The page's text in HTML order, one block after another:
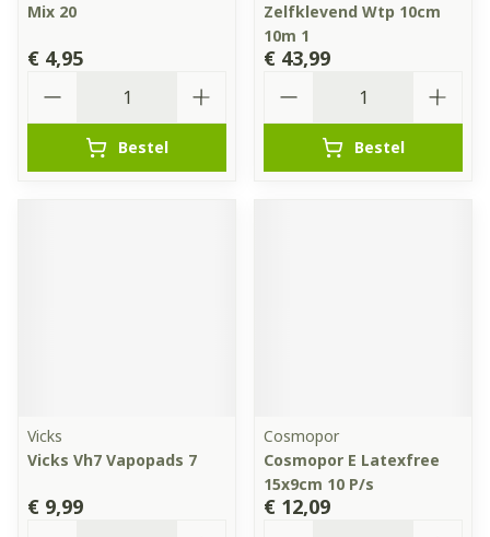
Mix 20
€ 4,95
Bestel
Zelfklevend Wtp 10cm
10m 1
€ 43,99
Bestel
Vicks
Vicks Vh7 Vapopads 7
€ 9,99
Cosmopor
Cosmopor E Latexfree
15x9cm 10 P/s
€ 12,09